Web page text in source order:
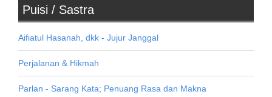
Puisi / Sastra
Aifiatul Hasanah, dkk - Jujur Janggal
Perjalanan & Hikmah
Parlan - Sarang Kata; Penuang Rasa dan Makna